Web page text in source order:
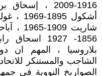
1856- 1927
بلاروسيا ، المهم ان
الشاجب والمستنكر